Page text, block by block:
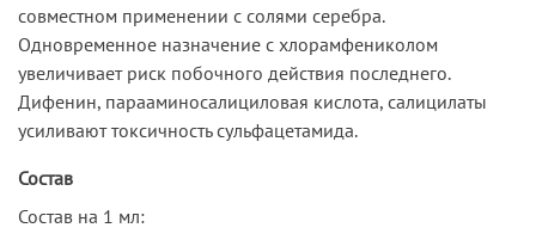
совместном применении с солями серебра.
Одновременное назначение с хлорамфениколом
увеличивает риск побочного действия последнего.
Дифенин, парааминосалициловая кислота, салицилаты
усиливают токсичность сульфацетамида.
Состав
Состав на 1 мл: